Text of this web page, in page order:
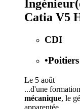
Catia V5
CDI
•
Le 5 août
...d'une
mécanique, le
apparentée...